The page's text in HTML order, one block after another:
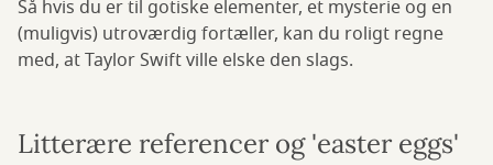
Så hvis du er til gotiske elementer, et mysterie og en
(muligvis) utroværdig fortæller, kan du roligt regne
med, at Taylor Swift ville elske den slags.
Litterære referencer og 'easter eggs'